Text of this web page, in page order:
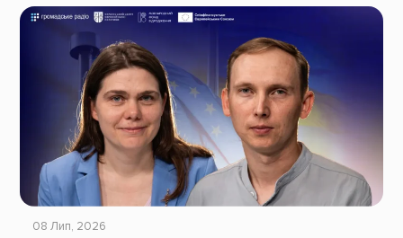
08 Лип, 2026